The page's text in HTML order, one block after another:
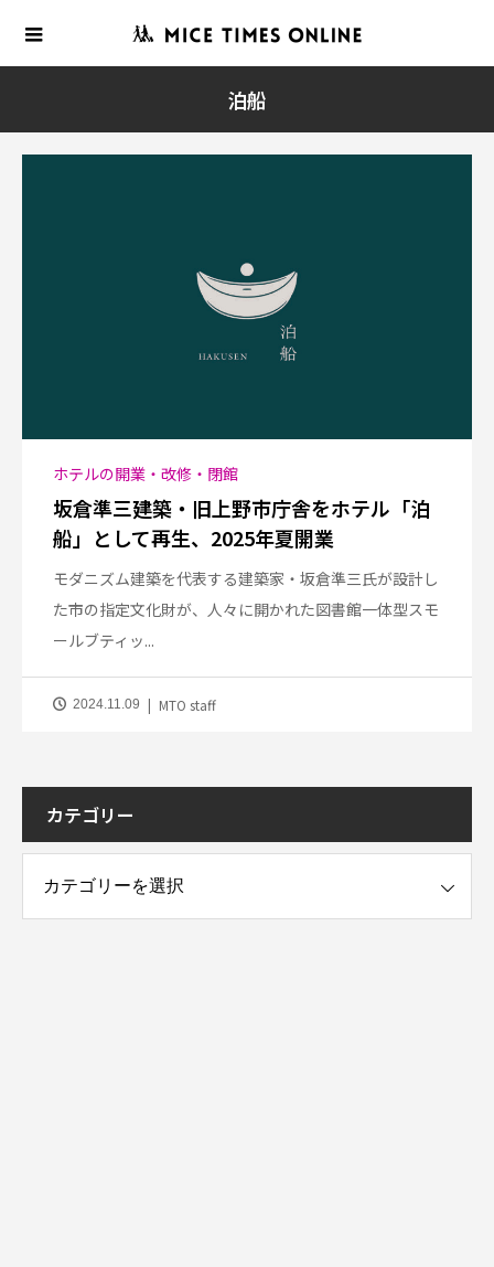
泊船
ホテルの開業・改修・閉館
坂倉準三建築・旧上野市庁舎をホテル「泊
船」として再生、2025年夏開業
モダニズム建築を代表する建築家・坂倉準三氏が設計し
た市の指定文化財が、人々に開かれた図書館一体型スモ
ールブティッ...
2024.11.09 MTO staff
カテゴリー